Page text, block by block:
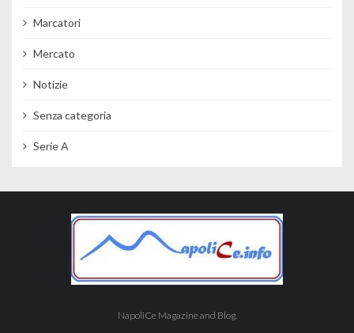
Marcatori
Mercato
Notizie
Senza categoria
Serie A
NapoliCe Magazine and Blog.